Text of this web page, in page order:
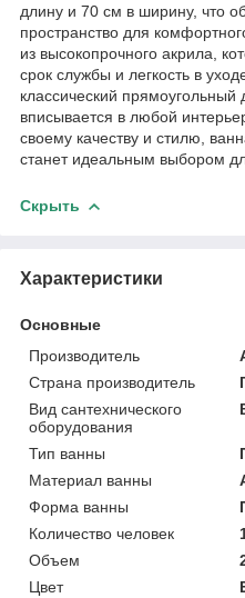
длину и 70 см в ширину, что
пространство для
из высокопрочного акрила,
срок службы и легкость в
классический прямоугольный
вписывается в любой
своему качеству и стилю,
станет идеальным выбором
Скрыть
Характеристики
Основные
Производитель
Страна производитель
Вид сантехнического
оборудования
Тип ванны
Материал ванны
Форма ванны
Количество человек
Объем
Цвет